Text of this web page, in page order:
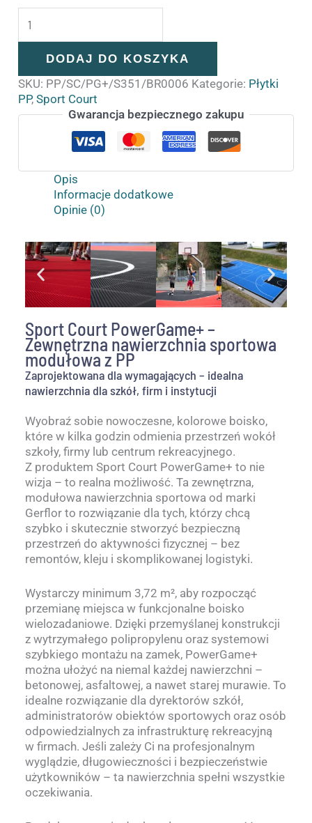
DODAJ DO KOSZYKA
SKU: PP/SC/PG+/S351/BR0006 Kategorie: Płytki
PP,Sport Court
Gwarancja bezpiecznego zakupu
Opis
Informacje dodatkowe
Opinie (0)
Sport Court PowerGame+ –
Zewnętrzna nawierzchnia sportowa
modułowa z PP
Zaprojektowana dla wymagających – idealna
nawierzchnia dla szkół, firm i instytucji
Wyobraź sobie nowoczesne, kolorowe boisko,
które w kilka godzin odmienia przestrzeń wokół
szkoły, firmy lub centrum rekreacyjnego.
Z produktem Sport Court PowerGame+ to nie
wizja – to realna możliwość. Ta zewnętrzna,
modułowa nawierzchnia sportowa od marki
Gerflor to rozwiązanie dla tych, którzy chcą
szybko i skutecznie stworzyć bezpieczną
przestrzeń do aktywności fizycznej – bez
remontów, kleju i skomplikowanej logistyki.
Wystarczy minimum 3,72 m², aby rozpocząć
przemianę miejsca w funkcjonalne boisko
wielozadaniowe. Dzięki przemyślanej konstrukcji
z wytrzymałego polipropylenu oraz systemowi
szybkiego montażu na zamek, PowerGame+
można ułożyć na niemal każdej nawierzchni –
betonowej, asfaltowej, a nawet starej murawie. To
idealne rozwiązanie dla dyrektorów szkół,
administratorów obiektów sportowych oraz osób
odpowiedzialnych za infrastrukturę rekreacyjną
w firmach. Jeśli zależy Ci na profesjonalnym
wyglądzie, długowieczności i bezpieczeństwie
użytkowników – ta nawierzchnia spełni wszystkie
oczekiwania.